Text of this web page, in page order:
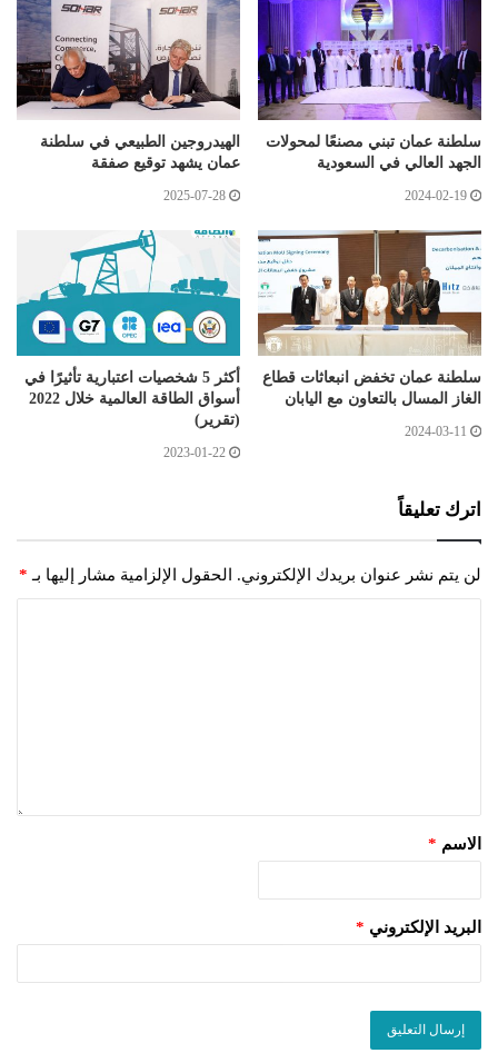
سلطنة عمان تبني مصنعًا لمحولات
الجهد العالي في السعودية
2024-02-19
الهيدروجين الطبيعي في سلطنة
عمان يشهد توقيع صفقة
2025-07-28
سلطنة عمان تخفض انبعاثات قطاع
الغاز المسال بالتعاون مع اليابان
2024-03-11
أكثر 5 شخصيات اعتبارية تأثيرًا في
أسواق الطاقة العالمية خلال 2022
(تقرير)
2023-01-22
اترك تعليقاً
لن يتم نشر عنوان بريدك الإلكتروني. الحقول الإلزامية مشار إليها بـ *
الاسم *
البريد الإلكتروني *